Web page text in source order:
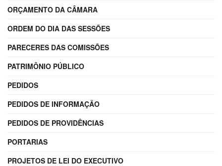
ORÇAMENTO DA CÂMARA
ORDEM DO DIA DAS SESSÕES
PARECERES DAS COMISSÕES
PATRIMÔNIO PÚBLICO
PEDIDOS
PEDIDOS DE INFORMAÇÃO
PEDIDOS DE PROVIDÊNCIAS
PORTARIAS
PROJETOS DE LEI DO EXECUTIVO